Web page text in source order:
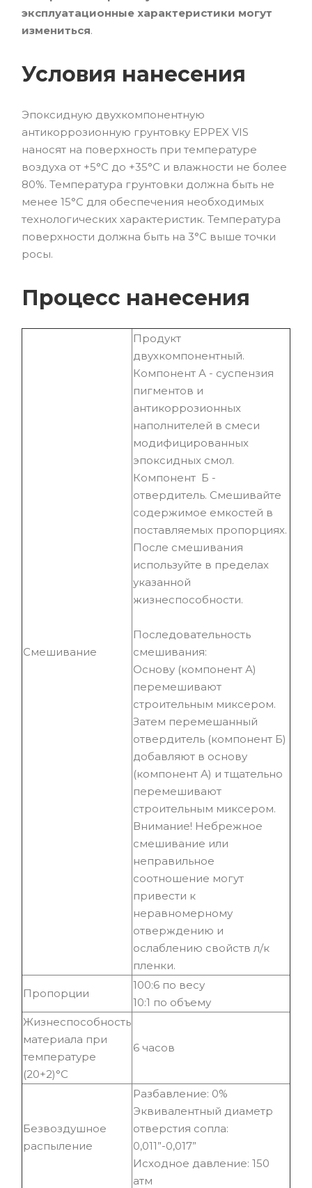
эксплуатационные характеристики могут
измениться.
Условия нанесения
Эпоксидную двухкомпонентную
антикоррозионную грунтовку EPPEX VIS
наносят на поверхность при температуре
воздуха от +5°С до +35°С и влажности не более
80%. Температура грунтовки должна быть не
менее 15°С для обеспечения необходимых
технологических характеристик. Температура
поверхности должна быть на 3°С выше точки
росы.
Процесс нанесения
Смешивание
Продукт
двухкомпонентный.
Компонент А - суспензия
пигментов и
антикоррозионных
наполнителей в смеси
модифицированных
эпоксидных смол.
Компонент Б -
отвердитель. Смешивайте
содержимое емкостей в
поставляемых пропорциях.
После смешивания
используйте в пределах
указанной
жизнеспособности.
Последовательность
смешивания:
Основу (компонент А)
перемешивают
строительным миксером.
Затем перемешанный
отвердитель (компонент Б)
добавляют в основу
(компонент А) и тщательно
перемешивают
строительным миксером.
Внимание! Небрежное
смешивание или
неправильное
соотношение могут
привести к
неравномерному
отверждению и
ослаблению свойств л/к
пленки.
Пропорции
100:6 по весу
10:1 по объему
Жизнеспособность
материала при
температуре
(20+2)°С
6 часов
Безвоздушное
распыление
Разбавление: 0%
Эквивалентный диаметр
отверстия сопла:
0,011”-0,017”
Исходное давление: 150
атм